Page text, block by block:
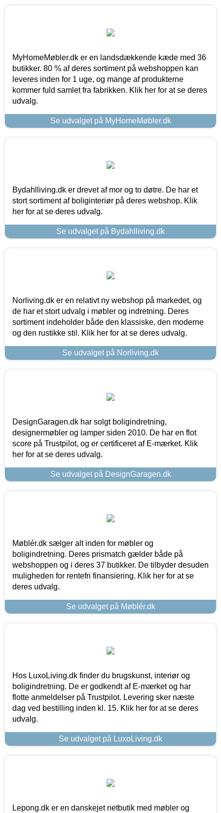
MyHomeMøbler.dk er en landsdækkende kæde med 36
butikker. 80 % af deres sortiment på webshoppen kan
leveres inden for 1 uge, og mange af produkterne
kommer fuld samlet fra fabrikken. Klik her for at se deres
udvalg.
Se udvalget på MyHomeMøbler.dk
Bydahlliving.dk er drevet af mor og to døtre. De har et
stort sortiment af boliginteriør på deres webshop. Klik
her for at se deres udvalg.
Se udvalget på Bydahlliving.dk
Norliving.dk er en relativt ny webshop på markedet, og
de har et stort udvalg i møbler og indretning. Deres
sortiment indeholder både den klassiske, den moderne
og den rustikke stil. Klik her for at se deres udvalg.
Se udvalget på Norliving.dk
DesignGaragen.dk har solgt boligindretning,
designermøbler og lamper siden 2010. De har en flot
score på Trustpilot, og er certificeret af E-mærket. Klik
her for at se deres udvalg.
Se udvalget på DesignGaragen.dk
Møblér.dk sælger alt inden for møbler og
boligindretning. Deres prismatch gælder både på
webshoppen og i deres 37 butikker. De tilbyder desuden
muligheden for rentefri finansiering. Klik her for at se
deres udvalg.
Se udvalget på Møblér.dk
Hos LuxoLiving.dk finder du brugskunst, interiør og
boligindretning. De er godkendt af E-mærket og har
flotte anmeldelser på Trustpilot. Levering sker næste
dag ved bestilling inden kl. 15. Klik her for at se deres
udvalg.
Se udvalget på LuxoLiving.dk
Lepong.dk er en danskejet netbutik med møbler og